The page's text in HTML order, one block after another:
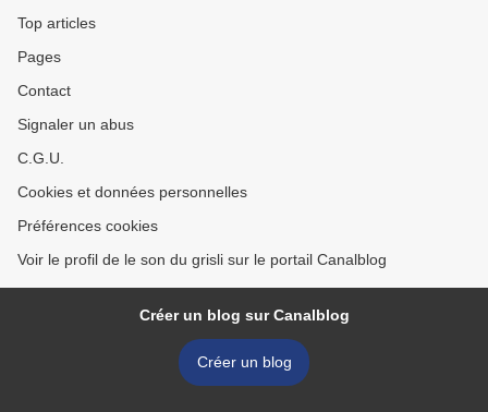
Top articles
Pages
Contact
Signaler un abus
C.G.U.
Cookies et données personnelles
Préférences cookies
Voir le profil de le son du grisli sur le portail Canalblog
Créer un blog sur Canalblog
Créer un blog